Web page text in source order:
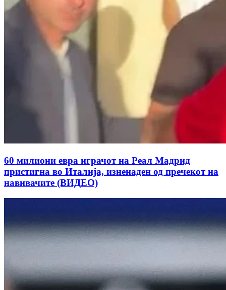
60 милиони евра играчот на Реал Мадрид
пристигна во Италија, изненаден од пречекот на
навивачите (ВИДЕО)